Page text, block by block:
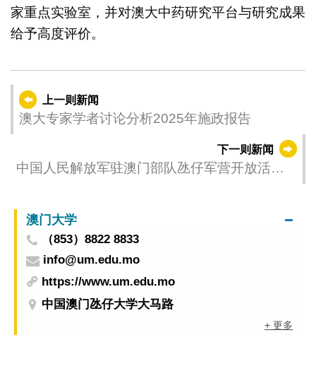
家重点实验室，并对澳大中药研究平台与研究成果
给予高度评价。
上一则新闻
澳大专家学者讨论分析2025年施政报告
下一则新闻
中国人民解放军驻澳门部队氹仔军营开放活动
澳门大学
（853）8822 8833
info@um.edu.mo
https://www.um.edu.mo
中国澳门氹仔大学大马路
+ 更多